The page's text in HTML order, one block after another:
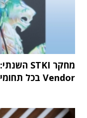
Vendor בכל תחומי שוק ה-IT